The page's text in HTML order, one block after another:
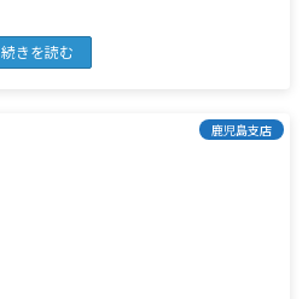
続きを読む
鹿児島支店